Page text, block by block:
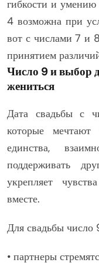
гибкости и
4 возможна при
вот с числами 7 и
принятием
Число 9 и выбор
жениться
Дата свадьбы с
которые
единства,
поддерживать
укрепляет
вместе.
Для свадьбы число
• партнеры